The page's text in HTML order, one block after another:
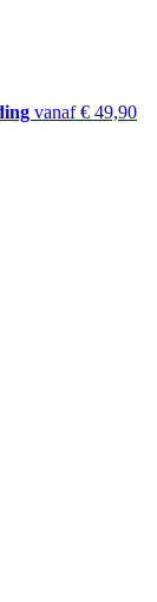
vanaf € 49,90